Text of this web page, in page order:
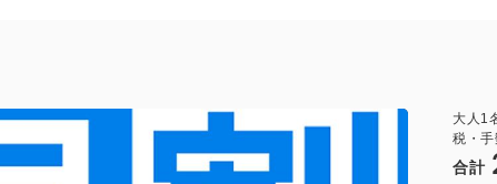
大人 1
税・手
合計